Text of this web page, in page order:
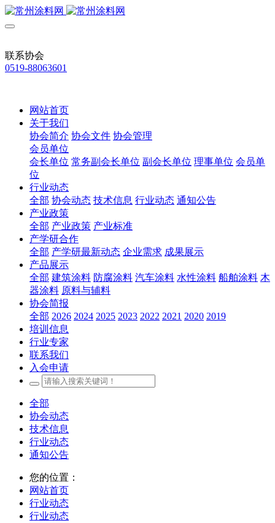
联系协会
0519-88063601
网站首页
关于我们
协会简介 协会文件 协会管理
会员单位
会长单位 常务副会长单位 副会长单位 理事单位 会员单
位
行业动态
全部 协会动态 技术信息 行业动态 通知公告
产业政策
全部 产业政策 产业标准
产学研合作
全部 产学研最新动态 企业需求 成果展示
产品展示
全部 建筑涂料 防腐涂料 汽车涂料 水性涂料 船舶涂料 木
器涂料 原料与辅料
协会简报
全部 2026 2024 2025 2023 2022 2021 2020 2019
培训信息
行业专家
联系我们
入会申请
全部
协会动态
技术信息
行业动态
通知公告
您的位置：
网站首页
行业动态
行业动态